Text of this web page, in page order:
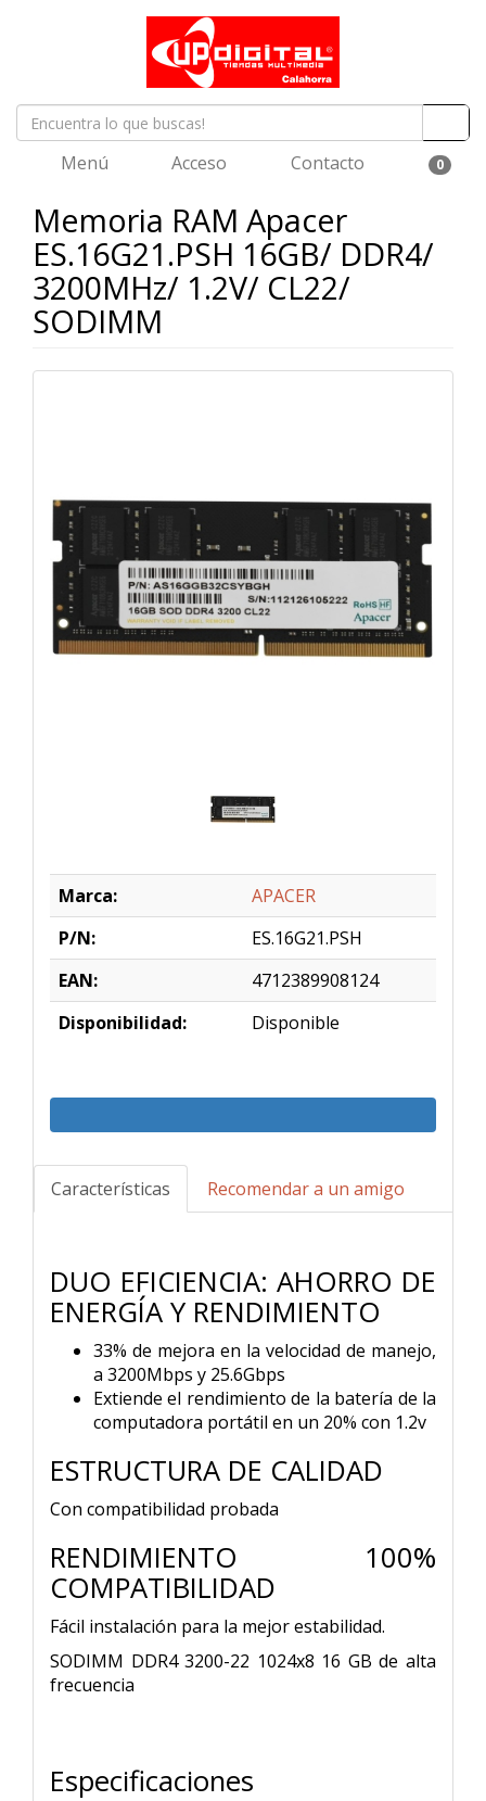
Menú Acceso Contacto 0
Memoria RAM Apacer
ES.16G21.PSH 16GB/ DDR4/
3200MHz/ 1.2V/ CL22/
SODIMM
Marca:
APACER
P/N:
ES.16G21.PSH
EAN:
4712389908124
Disponibilidad:
Disponible
Características Recomendar a un amigo
DUO EFICIENCIA: AHORRO DE
ENERGÍA Y RENDIMIENTO
33% de mejora en la velocidad de manejo,
a 3200Mbps y 25.6Gbps
Extiende el rendimiento de la batería de la
computadora portátil en un 20% con 1.2v
ESTRUCTURA DE CALIDAD
Con compatibilidad probada
RENDIMIENTO 100%
COMPATIBILIDAD
Fácil instalación para la mejor estabilidad.
SODIMM DDR4 3200-22 1024x8 16 GB de alta
frecuencia
Especificaciones